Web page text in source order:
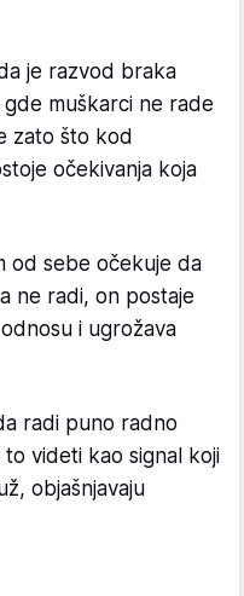
je razvod braka
muškarci ne rade
zato što kod
očekivanja koja
od sebe očekuje da
ne radi, on postaje
i ugrožava
radi puno radno
to videti kao signal koji
, objašnjavaju